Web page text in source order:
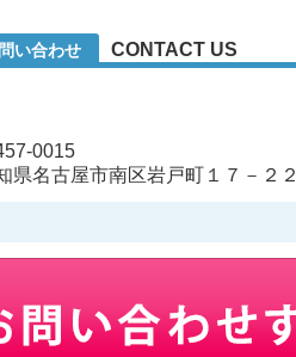
い合わせ CONTACT US
0015
県名古屋市南区岩戸町１７－２